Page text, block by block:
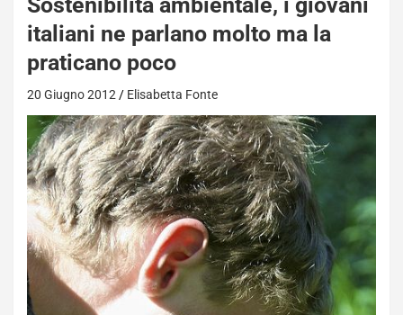
italiani ne parlano molto ma la
praticano poco
20 Giugno 2012 Elisabetta Fonte